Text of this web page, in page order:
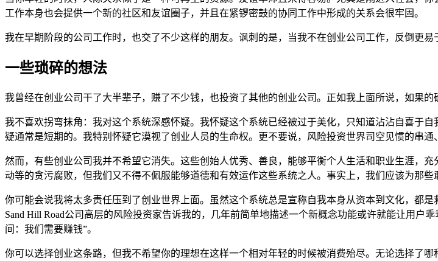
工作本身也会提供一个新的社区和友谊圈子，并且在紧锣密鼓的协同工作中形成的关系会很牢固。
我在早期阶段的公司工作时，也交了不少这样的朋友。讽刺的是，当我不在创业公司工作，反倒更易
一些琐碎的想法
我曾经在创业公司干了大半辈子，赚了不少钱，也投资了其他的创业公司。正如我上面所说，如果的
我不喜欢拐弯抹角：我对这个系统深感怀疑。我怀疑这个系统已经被过于美化，只知道沾沾自喜于
疑通常是短期的。我特别怀疑它漠视了创业人员的生命权。更不要说，风险投资世界司空见惯的串
然而，有些创业公司我并不希望它消失。这些创始人优秀、善良，能够平衡个人生活和职业生涯，
动等的贪污腐败，但我们又不得不佩服能够道德和有效运作这些系统之人。事实上，我们应该为那
你可能会说我将太多责任压到了创业世界上面。虽然这个系统总是宣称自我本身从资本到文化，都
Sand Hill Road公司高层的风险投资家告诉我的，几年前简单地描述一个新概念功能或许就能让用户
间：我们需要赚钱”。
你可以选择创业这条路，但我不希望你的理想在这样一个相对年轻的时候被消费殆尽。无论选择了